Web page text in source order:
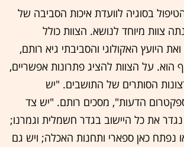
בסוגיה לוועדת איכות הסביבה של
צוות מיוחד לנושא. הצוות כולל
היועץ האקולוגי והסביבתי גיא רותם,
על הצוות להציג פתרונות אפשריים,
הסותרים של התושבים. "יש
הדעות", מסכים רותם. "יש צד
את כל היישוב בגדר חשמלית וגמרנו;
נפתח כאן ספארי ותחנות האכלה; ויש גם